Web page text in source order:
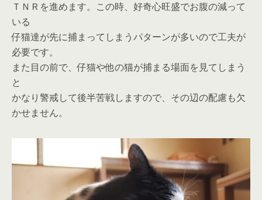
ＴＮＲを進めます。この時、好奇心旺盛でお腹の減って
いる
仔猫達が先に捕まってしまうパターンが多いので工夫が
必要です。
また目の前で、仔猫や他の猫が捕まる場面を見てしまう
と
かなり警戒して後半苦戦しますので、その辺の配慮も欠
かせません。